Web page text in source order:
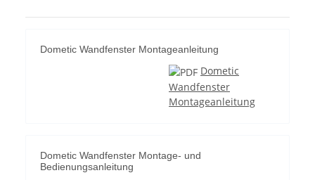
Dometic Wandfenster Montageanleitung
Dometic
Wandfenster
Montageanleitung
Dometic Wandfenster Montage- und
Bedienungsanleitung